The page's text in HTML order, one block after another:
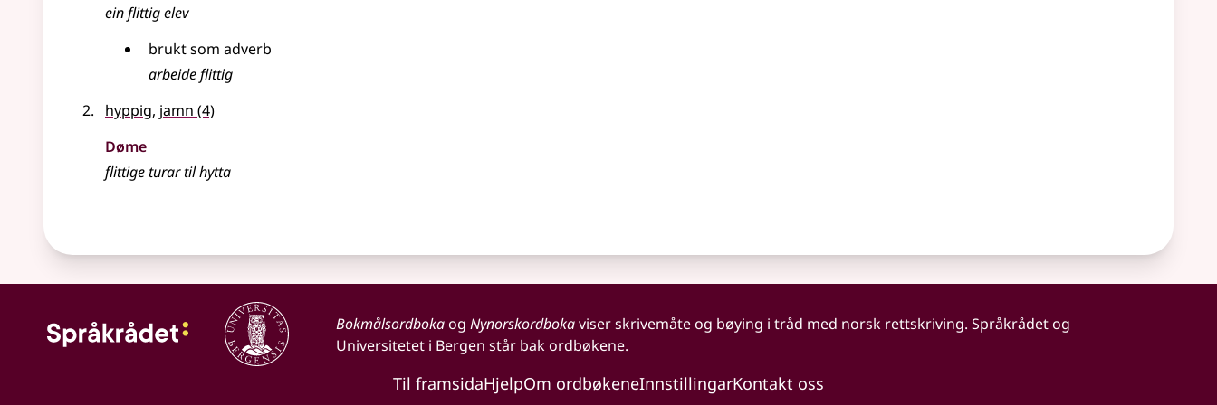
ein flittig elev
brukt som adverb
arbeide flittig
hyppig, jamn (4)
Døme
flittige turar til hytta
Bokmålsordbokaog Nynorskordbokaviser skrivemåte og bøying i tråd med norsk rettskriving. Språkrådet og
Universitetet i Bergen står bak ordbøkene.
Til framsidaHjelpOm ordbøkeneInnstillingarKontakt oss